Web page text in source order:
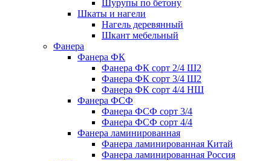
Шурупы по бетону
Шкаты и нагели
Нагель деревянный
Шкант мебельный
Фанера
Фанера ФК
Фанера ФК сорт 2/4 Ш2
Фанера ФК сорт 3/4 Ш2
Фанера ФК сорт 4/4 НШ
Фанера ФСФ
Фанера ФСФ сорт 3/4
Фанера ФСФ сорт 4/4
Фанера ламинированная
Фанера ламинированная Китай
Фанера ламинированная Россия